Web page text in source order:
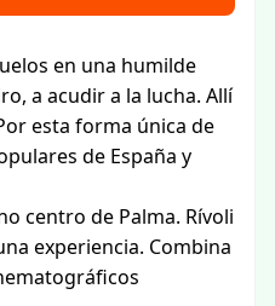
en una humilde
a acudir a la lucha. Allí
esta forma única de
de España y
centro de Palma. Rívoli
experiencia. Combina